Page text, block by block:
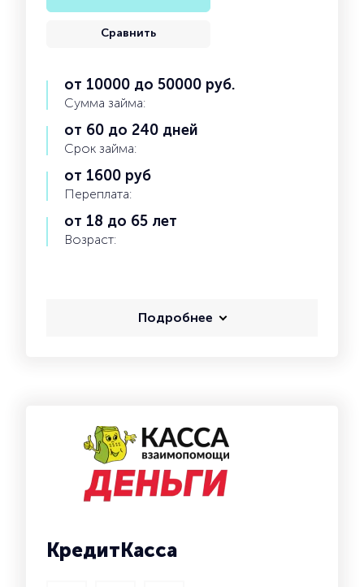
Сравнить
от 10000 до 50000 руб.
Сумма займа:
от 60 до 240 дней
Срок займа:
от 1600 руб
Переплата:
от 18 до 65 лет
Возраст:
Подробнее
КредитКасса